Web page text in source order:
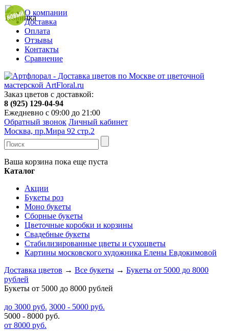
О компании
Доставка
Оплата
Отзывы
Контакты
Сравнение
Заказ цветов с доставкой:
8 (925) 129-04-94
Ежедневно с 09:00 до 21:00
Обратный звонок Личный кабинет
Москва, пр.Мира 92 стр.2
Ваша корзина пока еще пуста
Каталог
Акции
Букеты роз
Моно букеты
Сборные букеты
Цветочные коробки и корзины
Свадебные букеты
Стабилизированные цветы и сухоцветы
Картины московского художника Елены Евдокимовой
Доставка цветов → Все букеты → Букеты от 5000 до 8000
рублей
Букеты от 5000 до 8000 рублей
до 3000 руб. 3000 - 5000 руб.
5000 - 8000 руб.
от 8000 руб.